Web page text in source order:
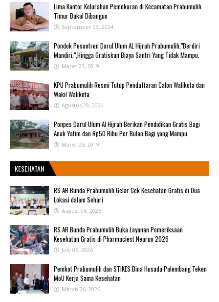
Lima Kantor Kelurahan Pemekaran di Kecamatan Prabumulih
Timur Bakal Dibangun
September 03, 2024
Pondok Pesantren Darul Ulum AL Hijrah Prabumulih,"Berdiri
Mandiri,",Hingga Gratiskan Biaya Santri Yang Tidak Mampu.
Maret 23, 2019
KPU Prabumulih Resmi Tutup Pendaftaran Calon Walikota dan
Wakil Walikota
Agustus 29, 2024
Ponpes Darul Ulum Al Hijrah Berikan Pendidikan Gratis Bagi
Anak Yatim dan Rp50 Ribu Per Bulan Bagi yang Mampu
Maret 25, 2019
KESEHATAN
RS AR Bunda Prabumulih Gelar Cek Kesehatan Gratis di Dua
Lokasi dalam Sehari
August 06, 2026
RS AR Bunda Prabumulih Buka Layanan Pemeriksaan
Kesehatan Gratis di Pharmaciest Nearun 2026
July 05, 2026
Pemkot Prabumulih dan STIKES Bina Husada Palembang Teken
MoU Kerja Sama Kesehatan
March 06, 2026